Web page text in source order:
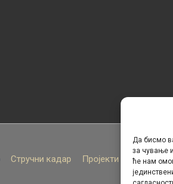
Да бисмо
за чување
ће нам
Стручни кадар Пројекти Архива